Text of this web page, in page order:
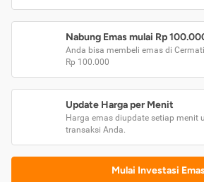
Nabung Emas mulai Rp
Anda bisa membeli emas di
Rp 100.000
Update Harga per Menit
Harga emas diupdate setiap menit
transaksi Anda.
Mulai Investasi